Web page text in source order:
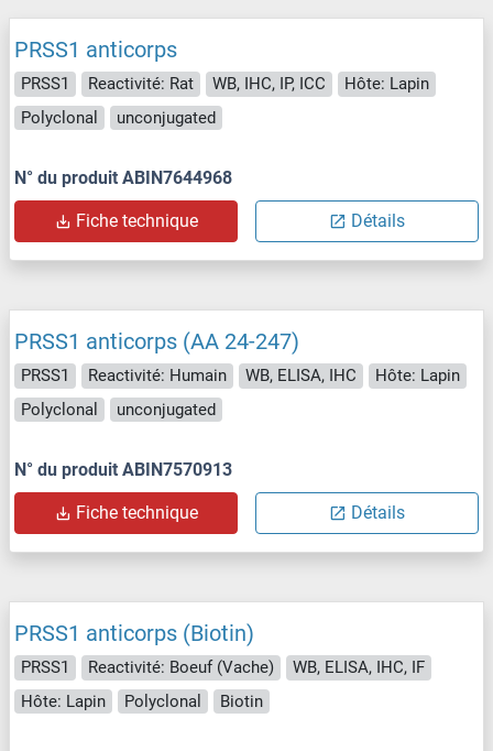
PRSS1 anticorps
PRSS1 Reactivité: Rat WB, IHC, IP, ICC
Hôte: Lapin
Polyclonal
unconjugated
N° du produit ABIN7644968
Fiche technique Détails
PRSS1 anticorps (AA 24-247)
PRSS1 Reactivité: Humain WB, ELISA, IHC
Hôte: Lapin
Polyclonal
unconjugated
N° du produit ABIN7570913
Fiche technique Détails
PRSS1 anticorps (Biotin)
PRSS1 Reactivité: Boeuf (Vache)
WB, ELISA, IHC, IF
Hôte: Lapin
Polyclonal Biotin